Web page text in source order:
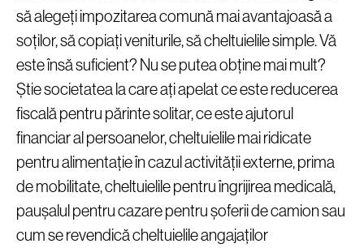
să alegeți impozitarea comună mai avantajoasă a
soților, să copiați veniturile, să cheltuielile simple. Vă
este însă suficient? Nu se putea obține mai mult?
Știe societatea la care ați apelat ce este reducerea
fiscală pentru părinte solitar, ce este ajutorul
financiar al persoanelor, cheltuielile mai ridicate
pentru alimentație în cazul activității externe, prima
de mobilitate, cheltuielile pentru îngrijirea medicală,
paușalul pentru cazare pentru șoferii de camion sau
cum se revendică cheltuielile angajaților